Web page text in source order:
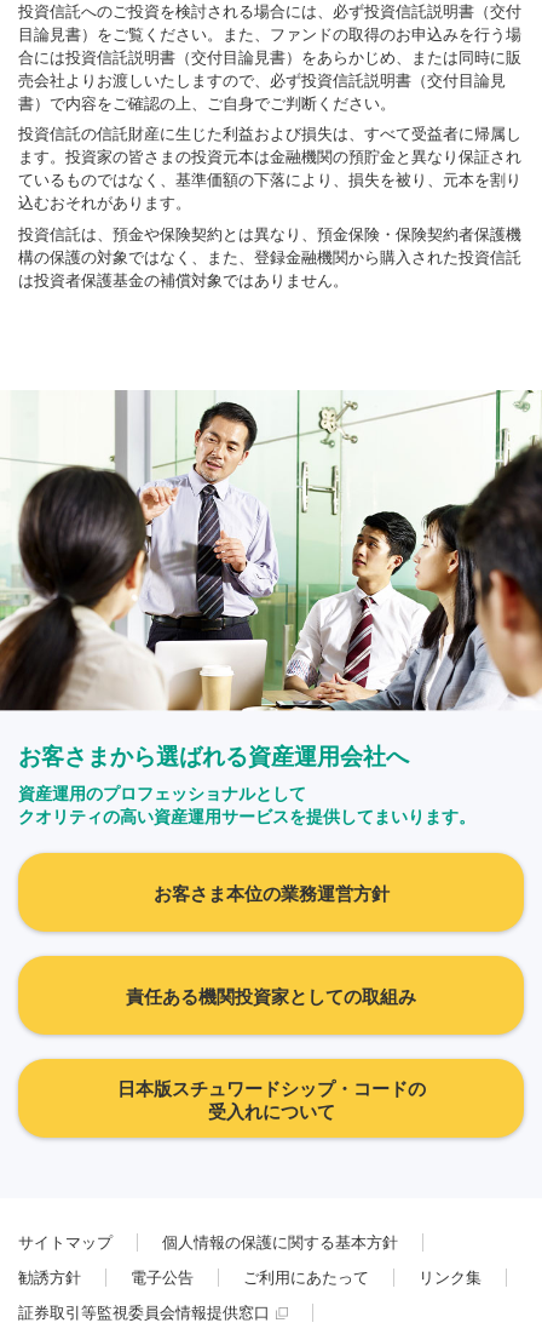
投資信託へのご投資を検討される場合には、必ず投資信託説明書（交付
目論見書）をご覧ください。また、ファンドの取得のお申込みを行う場
合には投資信託説明書（交付目論見書）をあらかじめ、または同時に販
売会社よりお渡しいたしますので、必ず投資信託説明書（交付目論見
書）で内容をご確認の上、ご自身でご判断ください。
投資信託の信託財産に生じた利益および損失は、すべて受益者に帰属し
ます。投資家の皆さまの投資元本は金融機関の預貯金と異なり保証され
ているものではなく、基準価額の下落により、損失を被り、元本を割り
込むおそれがあります。
投資信託は、預金や保険契約とは異なり、預金保険・保険契約者保護機
構の保護の対象ではなく、また、登録金融機関から購入された投資信託
は投資者保護基金の補償対象ではありません。
お客さまから選ばれる資産運用会社へ
資産運用のプロフェッショナルとして
クオリティの高い資産運用サービスを提供してまいります。
お客さま本位の業務運営方針
責任ある機関投資家としての取組み
日本版スチュワードシップ・コードの
受入れについて
サイトマップ
個人情報の保護に関する基本方針
勧誘方針
電子公告 ご利用にあたって
リンク集
証券取引等監視委員会情報提供窓口